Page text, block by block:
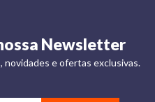
Newsletter
e ofertas exclusivas.